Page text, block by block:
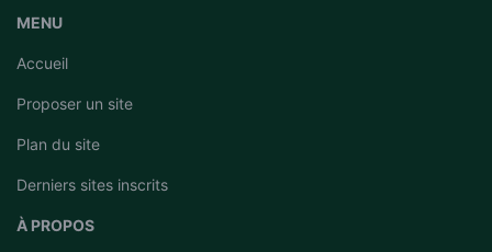
MENU
Accueil
Proposer un site
Plan du site
Derniers sites inscrits
À PROPOS